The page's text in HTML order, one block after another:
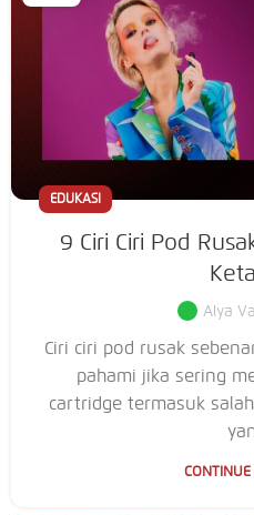
EDUKASI
9 Ciri Ciri Pod
Alya
Ciri ciri pod rusak
pahami jika sering
cartridge termasuk